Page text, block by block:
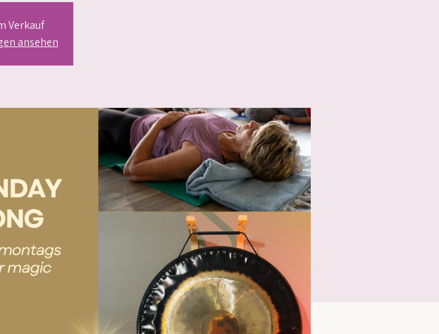
Verkauf
ansehen